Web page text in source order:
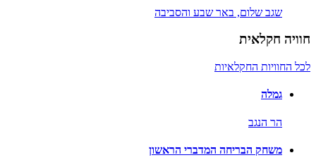
שגב שלום, באר שבע והסביבה
חוויה חקלאית
לכל החוויות החקלאיות
גמלה
הר הנגב
משחק הבריחה המדברי הראשון